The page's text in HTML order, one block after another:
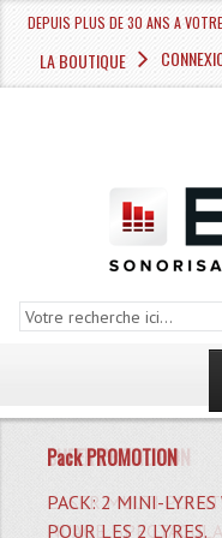
DEPUIS PLUS DE 30 ANS A
LA BOUTIQUE
LASER MULTI
NUAGE,
Pack PROMOTION
PACK: 2 MINI-LYRES
POUR LES 2 LYRES.
TOUTE UNE
LYRES.
FLIGHT-CASE
CONTROLEUR DJ.
PACK 2 ENCEINTES
LINE.